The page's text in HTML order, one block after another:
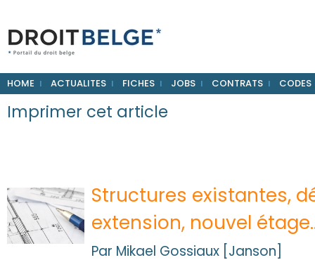
HOME ACTUALITES FICHES JOBS CONTRATS CODES
Imprimer cet article
Structures existantes,
extension, nouvel
Par Mikael Gossiaux [Janson]